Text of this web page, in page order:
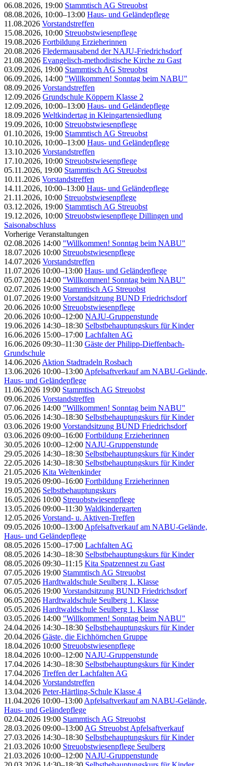
06.08.2026, 19:00 Stammtisch AG Streuobst
08.08.2026, 10:00–13:00 Haus- und Geländepflege
11.08.2026 Vorstandstreffen
15.08.2026, 10:00 Streuobstwiesenpflege
19.08.2026 Fortbildung Erzieherinnen
20.08.2026 Fledermausabend der NAJU-Friedrichsdorf
21.08.2026 Evangelisch-methodistische Kirche zu Gast
03.09.2026, 19:00 Stammtisch AG Streuobst
06.09.2026, 14:00 "Willkommen! Sonntag beim NABU"
08.09.2026 Vorstandstreffen
12.09.2026 Grundschule Köppern Klasse 2
12.09.2026, 10:00–13:00 Haus- und Geländepflege
18.09.2026 Weltkindertag in Kleingartensiedlung
19.09.2026, 10:00 Streuobstwiesenpflege
01.10.2026, 19:00 Stammtisch AG Streuobst
10.10.2026, 10:00–13:00 Haus- und Geländepflege
13.10.2026 Vorstandstreffen
17.10.2026, 10:00 Streuobstwiesenpflege
05.11.2026, 19:00 Stammtisch AG Streuobst
10.11.2026 Vorstandstreffen
14.11.2026, 10:00–13:00 Haus- und Geländepflege
21.11.2026, 10:00 Streuobstwiesenpflege
03.12.2026, 19:00 Stammtisch AG Streuobst
19.12.2026, 10:00 Streuobstwiesenpflege Dillingen und
Saisonabschluss
Vorherige Veranstaltungen
02.08.2026 14:00 "Willkommen! Sonntag beim NABU"
18.07.2026 10:00 Streuobstwiesenpflege
14.07.2026 Vorstandstreffen
11.07.2026 10:00–13:00 Haus- und Geländepflege
05.07.2026 14:00 "Willkommen! Sonntag beim NABU"
02.07.2026 19:00 Stammtisch AG Streuobst
01.07.2026 19:00 Vorstandsitzung BUND Friedrichsdorf
20.06.2026 10:00 Streuobstwiesenpflege
20.06.2026 10:00–12:00 NAJU-Gruppenstunde
19.06.2026 14:30–18:30 Selbstbehauptungskurs für Kinder
16.06.2026 15:00–17:00 Lachfalten AG
16.06.2026 09:30–11:30 Gäste der Philipp-Dieffenbach-
Grundschule
14.06.2026 Aktion Stadtradeln Rosbach
13.06.2026 10:00–13:00 Apfelsaftverkauf am NABU-Gelände,
Haus- und Geländepflege
11.06.2026 19:00 Stammtisch AG Streuobst
09.06.2026 Vorstandstreffen
07.06.2026 14:00 "Willkommen! Sonntag beim NABU"
05.06.2026 14:30–18:30 Selbstbehauptungskurs für Kinder
03.06.2026 19:00 Vorstandsitzung BUND Friedrichsdorf
03.06.2026 09:00–16:00 Fortbildung Erzieherinnen
30.05.2026 10:00–12:00 NAJU-Gruppenstunde
29.05.2026 14:30–18:30 Selbstbehauptungskurs für Kinder
22.05.2026 14:30–18:30 Selbstbehauptungskurs für Kinder
21.05.2026 Kita Weltenkinder
19.05.2026 09:00–16:00 Fortbildung Erzieherinnen
19.05.2026 Selbstbehauptungskurs
16.05.2026 10:00 Streuobstwiesenpflege
13.05.2026 09:00–11:30 Waldkindergarten
12.05.2026 Vorstand- u. Aktiven-Treffen
09.05.2026 10:00–13:00 Apfelsaftverkauf am NABU-Gelände,
Haus- und Geländepflege
08.05.2026 15:00–17:00 Lachfalten AG
08.05.2026 14:30–18:30 Selbstbehauptungskurs für Kinder
08.05.2026 09:30–11:15 Kita Spatzennest zu Gast
07.05.2026 19:00 Stammtisch AG Streuobst
07.05.2026 Hardtwaldschule Seulberg 1. Klasse
06.05.2026 19:00 Vorstandsitzung BUND Friedrichsdorf
06.05.2026 Hardtwaldschule Seulberg 1. Klasse
05.05.2026 Hardtwaldschule Seulberg 1. Klasse
03.05.2026 14:00 "Willkommen! Sonntag beim NABU"
24.04.2026 14:30–18:30 Selbstbehauptungskurs für Kinder
20.04.2026 Gäste, die Eichhörnchen Gruppe
18.04.2026 10:00 Streuobstwiesenpflege
18.04.2026 10:00–12:00 NAJU-Gruppenstunde
17.04.2026 14:30–18:30 Selbstbehauptungskurs für Kinder
17.04.2026 Treffen der Lachfalten AG
14.04.2026 Vorstandstreffen
13.04.2026 Peter-Härtling-Schule Klasse 4
11.04.2026 10:00–13:00 Apfelsaftverkauf am NABU-Gelände,
Haus- und Geländepflege
02.04.2026 19:00 Stammtisch AG Streuobst
28.03.2026 09:00–13:00 AG Streuobst Apfelsaftverkauf
27.03.2026 14:30–18:30 Selbstbehauptungskurs für Kinder
21.03.2026 10:00 Streuobstwiesenpflege Seulberg
21.03.2026 10:00–12:00 NAJU-Gruppenstunde